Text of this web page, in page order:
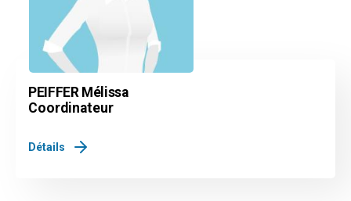
PEIFFER Mélissa
Coordinateur
Détails